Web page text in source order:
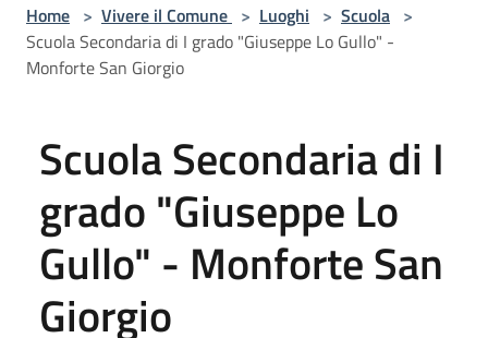
Home > Vivere il Comune > Luoghi > Scuola >
Scuola Secondaria di I grado "Giuseppe Lo Gullo" -
Monforte San Giorgio
Scuola Secondaria di I
grado "Giuseppe Lo
Gullo" - Monforte San
Giorgio